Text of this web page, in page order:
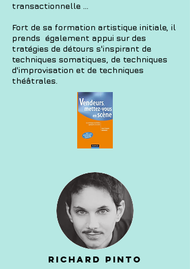
transactionnelle ...
Fort de sa formation artistique initiale, il
prends également appui sur des
tratégies de détours s'inspirant de
techniques somatiques, de techniques
d'improvisation et de techniques
théâtrales.
Richard pinto